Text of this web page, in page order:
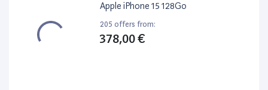
Apple iPhone 15 128Go
205 offers from:
378,00 €